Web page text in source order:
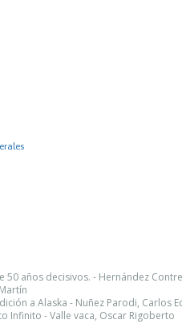
50 años decisivos. - Hernández
a Alaska - Nuñez Parodi, Carlos
Infinito - Valle vaca, Oscar Rigoberto